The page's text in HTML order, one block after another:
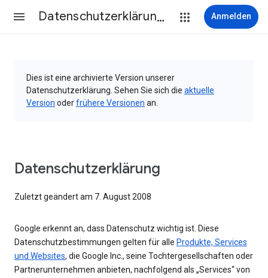
Datenschutzerklärung & Nutzungsbedingungen Anmelden
Dies ist eine archivierte Version unserer
Datenschutzerklärung. Sehen Sie sich die aktuelle
Version oderfrühere Versionen an.
Datenschutzerklärung
Zuletzt geändert am 7. August 2008
Google erkennt an, dass Datenschutz wichtig ist. Diese
Datenschutzbestimmungen gelten für alle Produkte, Services
und Websites, die Google Inc., seine Tochtergesellschaften oder
Partnerunternehmen anbieten, nachfolgend als „Services“ von